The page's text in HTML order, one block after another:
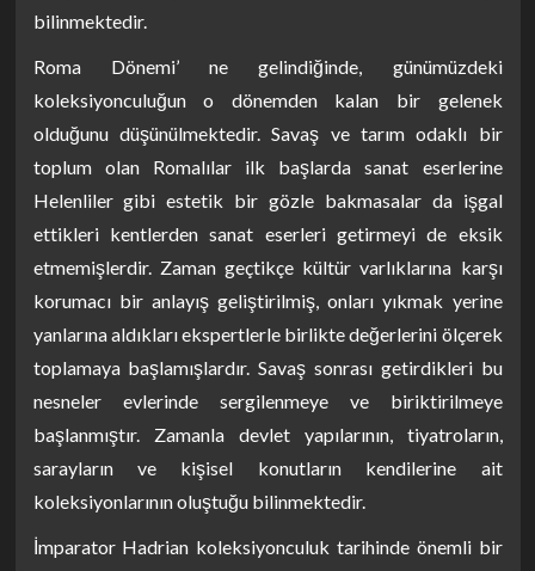
bilinmektedir.
Roma Dönemi’ ne gelindiğinde, günümüzdeki
koleksiyonculuğun o dönemden kalan bir gelenek
olduğunu düşünülmektedir. Savaş ve tarım odaklı bir
toplum olan Romalılar ilk başlarda sanat eserlerine
Helenliler gibi estetik bir gözle bakmasalar da işgal
ettikleri kentlerden sanat eserleri getirmeyi de eksik
etmemişlerdir. Zaman geçtikçe kültür varlıklarına karşı
korumacı bir anlayış geliştirilmiş, onları yıkmak yerine
yanlarına aldıkları ekspertlerle birlikte değerlerini ölçerek
toplamaya başlamışlardır. Savaş sonrası getirdikleri bu
nesneler evlerinde sergilenmeye ve biriktirilmeye
başlanmıştır. Zamanla devlet yapılarının, tiyatroların,
sarayların ve kişisel konutların kendilerine ait
koleksiyonlarının oluştuğu bilinmektedir.
İmparator Hadrian koleksiyonculuk tarihinde önemli bir